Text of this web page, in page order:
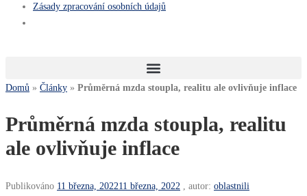
Zásady zpracování osobních údajů
Domů » Články » Průměrná mzda stoupla, realitu ale ovlivňuje inflace
Průměrná mzda stoupla, realitu
ale ovlivňuje inflace
Publikováno 11 března, 202211 března, 2022 , autor: oblastnili